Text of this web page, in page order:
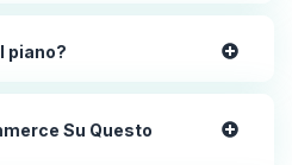
piano?
Su Questo